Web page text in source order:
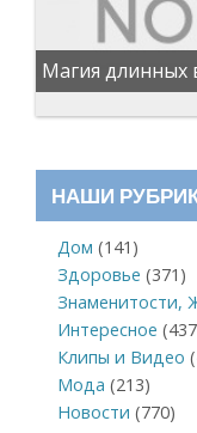
Магия длинных
НАШИ
Дом (141)
Здоровье (371)
Знаменитости,
Интересное
Клипы и Видео
Мода (213)
Новости (770)